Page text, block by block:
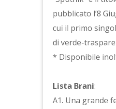
pubblicato l’8
cui il primo
di verde-
* Disponibile
Lista Brani:
A1. Una grande